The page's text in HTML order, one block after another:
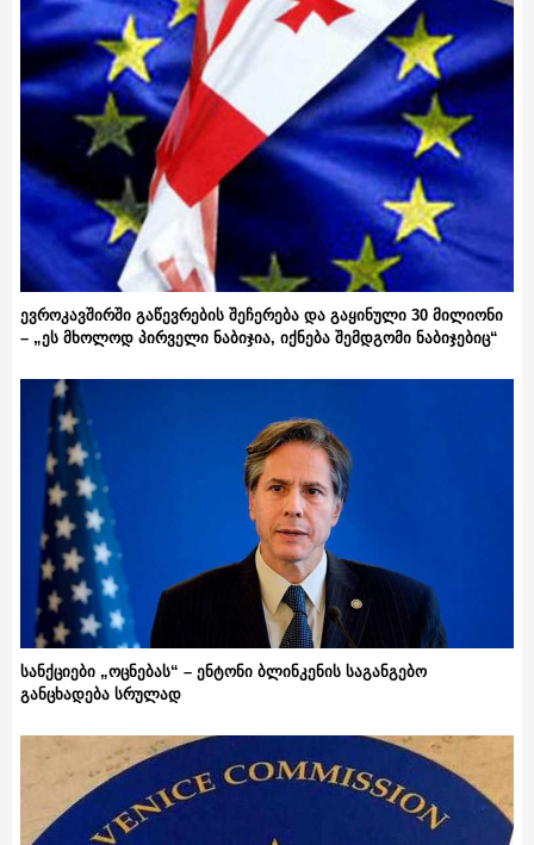
ევროკავშირში გაწევრების შეჩერება და გაყინული 30 მილიონი
– „ეს მხოლოდ პირველი ნაბიჯია, იქნება შემდგომი ნაბიჯებიც“
სანქციები „ოცნებას“ – ენტონი ბლინკენის საგანგებო
განცხადება სრულად